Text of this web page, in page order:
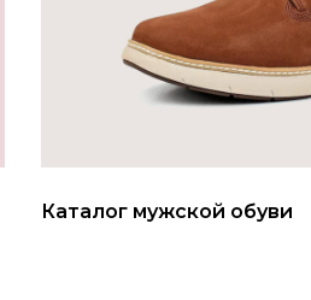
Каталог мужской обуви